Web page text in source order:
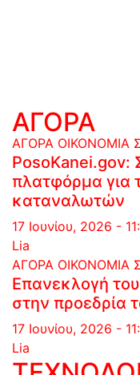
ΑΓΟΡΑ
ΑΓΟΡΑ ΟΙΚΟΝΟΜΙΑ
PosoKanei.gov:
πλατφόρμα για
καταναλωτών
17 Ιουνίου, 2026 -
Lia
ΑΓΟΡΑ ΟΙΚΟΝΟΜΙΑ
Επανεκλογή
στην προεδρία
17 Ιουνίου, 2026 -
Lia